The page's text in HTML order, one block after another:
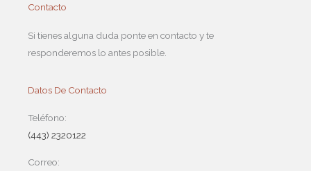
Contacto
Si tienes alguna duda ponte en contacto y te
responderemos lo antes posible.
Datos De Contacto
Teléfono:
(443) 2320122
Correo: